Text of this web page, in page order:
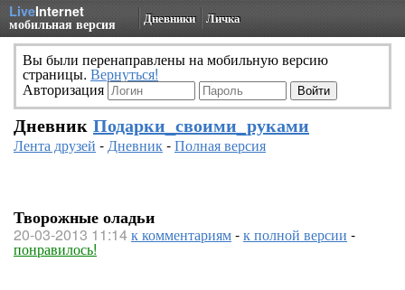
LiveInternet
мобильная версия Дневники Личка
Вы были перенаправлены на мобильную версию
страницы. Вернуться!
Авторизация
Дневник Подарки_своими_руками
Лента друзей -Дневник-Полная версия
Творожные оладьи
20-03-2013 11:14к комментариям-к полной версии -
понравилось!